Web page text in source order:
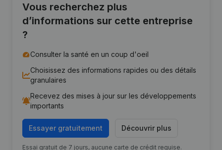
Vous recherchez plus
d’informations sur cette entreprise
?
Consulter la santé en un coup d'oeil
Choisissez des informations rapides ou des détails
granulaires
Recevez des mises à jour sur les développements
importants
Essayer gratuitement Découvrir plus
Essai gratuit de 7 jours, aucune carte de crédit requise.